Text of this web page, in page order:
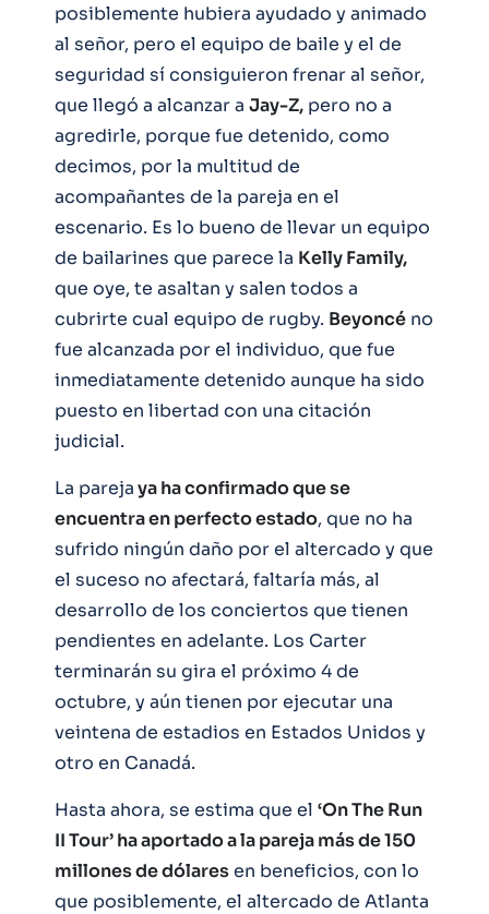
posiblemente hubiera ayudado y animado
al señor, pero el equipo de baile y el de
seguridad sí consiguieron frenar al señor,
que llegó a alcanzar a Jay-Z, pero no a
agredirle, porque fue detenido, como
decimos, por la multitud de
acompañantes de la pareja en el
escenario. Es lo bueno de llevar un equipo
de bailarines que parece la Kelly Family,
que oye, te asaltan y salen todos a
cubrirte cual equipo de rugby. Beyoncé no
fue alcanzada por el individuo, que fue
inmediatamente detenido aunque ha sido
puesto en libertad con una citación
judicial.
La parejaya ha confirmado que se
encuentra en perfecto estado, que no ha
sufrido ningún daño por el altercado y que
el suceso no afectará, faltaría más, al
desarrollo de los conciertos que tienen
pendientes en adelante. Los Carter
terminarán su gira el próximo 4 de
octubre, y aún tienen por ejecutar una
veintena de estadios en Estados Unidos y
otro en Canadá.
Hasta ahora, se estima que el ‘On The Run
II Tour’ ha aportado a la pareja más de 150
millones de dólaresen beneficios, con lo
que posiblemente, el altercado de Atlanta